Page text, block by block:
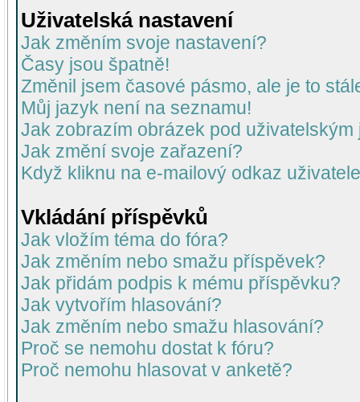
Uživatelská nastavení
Jak změním svoje nastavení?
Časy jsou špatně!
Změnil jsem časové pásmo, ale je to
Můj jazyk není na seznamu!
Jak zobrazím obrázek pod uživatelským
Jak změní svoje zařazení?
Když kliknu na e-mailový odkaz
Vkládání příspěvků
Jak vložím téma do fóra?
Jak změním nebo smažu příspěvek?
Jak přidám podpis k mému příspěvku?
Jak vytvořím hlasování?
Jak změním nebo smažu hlasování?
Proč se nemohu dostat k fóru?
Proč nemohu hlasovat v anketě?